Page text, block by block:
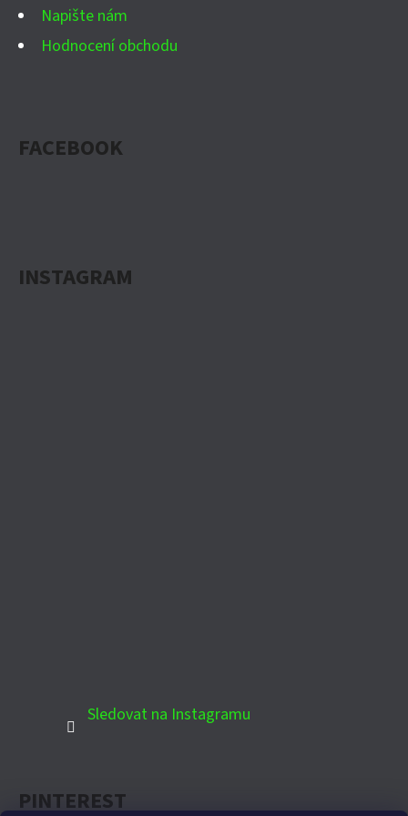
Napište nám
Hodnocení obchodu
FACEBOOK
INSTAGRAM
Sledovat na Instagramu
PINTEREST